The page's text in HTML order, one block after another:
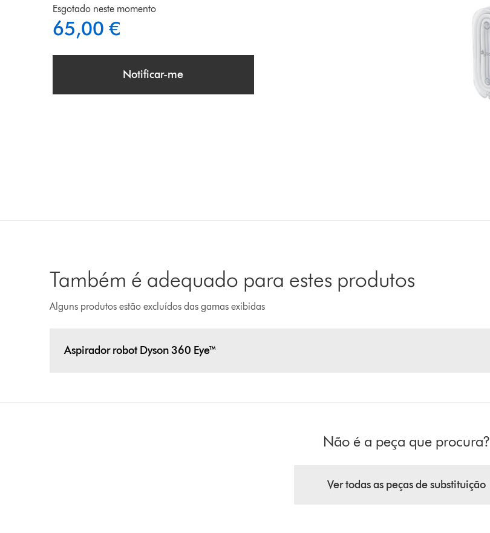
Esgotado neste momento
65,00 €
Notificar-me
Também é adequado para estes produtos
Alguns produtos estão excluídos das gamas exibidas
Aspirador robot Dyson 360 Eye™
Não é a peça que procura?
Ver todas as peças de substituição